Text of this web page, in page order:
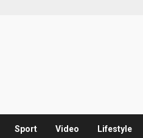
Sport Video Lifestyle